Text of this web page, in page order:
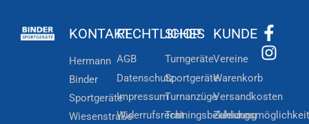
KONTAKT
Hermann
Binder
Sportgeräte
Wiesenstraße
RECHTLICHES
AGB
Datenschutz
Impressum
Widerrufsrecht
SHOP
Turngeräte
Sportgeräte
Turnanzüge
Trainingsbekleidung
KUNDE
Vereine
Warenkorb
Versandkosten